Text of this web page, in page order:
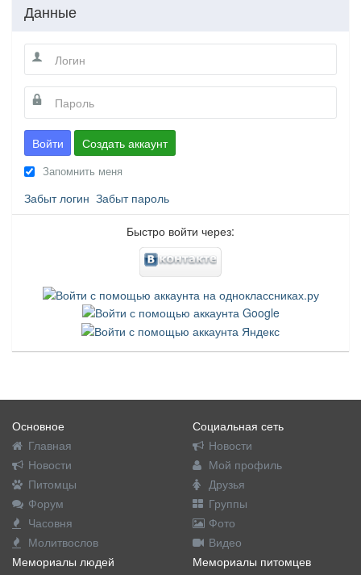
Данные
Войти Создать аккаунт
Запомнить меня
Забыт логин Забыт пароль
Быстро войти через:
Основное
Главная
Новости
Питомцы
Форум
Часовня
Молитвослов
Социальная сеть
Новости
Мой профиль
Друзья
Группы
Фото
Видео
Мемориалы людей
Мемориалы питомцев